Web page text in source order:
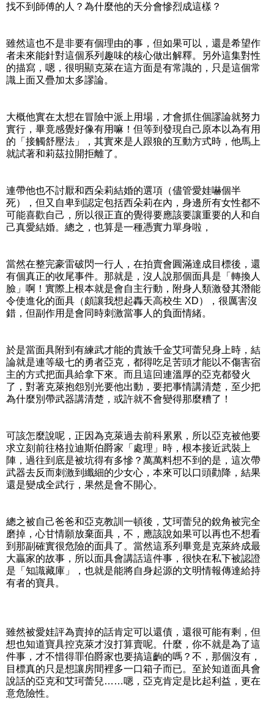
找不到師傅的人？為什麼他的天分會慘烈成這樣？
雖然這也不是非要有個理由的事，但如果可以，還是希望作
者未來能針對這個系列趣味的核心做出解釋。另外這集對性
的描寫，嗯，很明顯克萊在這方面是有常識的，只是這個常
識上面又疊加太多謬論。
大概他實在太想在冒險中派上用場，才會抓住個謬論就努力
實行，畢竟感覺好像有用嘛！但等到發現自己原本以為有用
的「接觸舒壓法」，其實來是人跟狼的互動方式時，他馬上
就試著和莉茲拉開拒離了。
連帶他也不討厭和西朵莉結婚的選項（儘管愛娃嚇個半
死），但又自卑到認定包括西朵莉在內，身邊所有女性都不
可能喜歡自己，所以很正直的覺得要應該要讓重要的人和自
己真愛結婚。總之，也算是一種憑實力單身啦，
當然在整完豪雷破閃一行人，在拍賣會圓滿達成目標後，還
有個真正的收尾事件。那就是，沒人說那個面具是「轉換人
臉」啊！實際上根本就是會自主行動，附身人類激發其潛能
令使進化的面具（頗讓我想起轟天高校生 XD），很厲害沒
錯，但副作用是會同時刺激當事人的負面情緒。
於是當面具附到有練武才能的貴族千金艾珂蕾兒身上時，結
論就是連等級七的勇者亞克，都得吃足苦頭才能以不傷害宿
主的方式把面具給拿下來。而且這回連溫厚的亞克都發火
了，對著克萊抱怨別光要他出動，要把事情講清楚，至少把
為什麼別帶武器講清楚，或許就不會變得那麼糟了！
可該怎麼說呢，正因為克萊過去前科累累，所以亞克被他要
求立刻前往格拉迪斯伯爵家「處理」時，根本接近武裝上
陣，過往到底是被坑得有多慘？萬萬料想不到的是，這次帶
武器去反而刺激到纖細的少女心，本來可以口頭勸降，結果
還是變成全武行，果然是會不開心。
總之被自己爸爸和亞克教訓一頓後，艾珂蕾兒的銳角被完全
磨掉，心甘情願放棄面具，不，應該說如果可以再也不想看
到那副確實很危險的面具了。當然這系列畢竟是克萊終成最
大贏家的故事，所以面具會講話這件事，很快在私下被認證
是「知識藏庫」，也就是能將自身起源的文明情報傳達給持
有者的寶具。
雖然被愛娃評為賣掉的話肯定可以還債，還很可能有剩，但
想也知道寶具控克萊才沒打算賣呢。什麼，你不就是為了這
件事，才不惜得罪伯爵家也要搞這齣的嗎？不，那個沒有，
目標真的只是想讓房間裡多一口箱子而已。至於知道面具會
說話的亞克和艾珂蕾兒……嗯，亞克肯定是比起利益，更在
意危險性。